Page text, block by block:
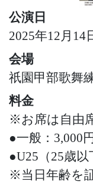
公演日
2025年12月14
会場
祇園甲部歌舞
料金
※お席は自由
●一般：3,000円
●U25（25歳以
※当日年齢を